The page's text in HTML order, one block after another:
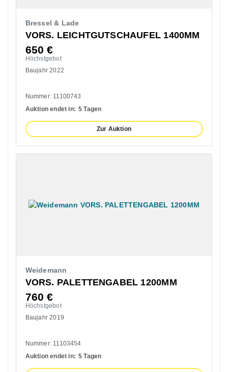
Bressel & Lade
VORS. LEICHTGUTSCHAUFEL 1400MM
650 €
Höchstgebot
Baujahr 2022
Nummer: 11100743
Auktion endet in: 5 Tagen
Zur Auktion
Weidemann
VORS. PALETTENGABEL 1200MM
760 €
Höchstgebot
Baujahr 2019
Nummer: 11103454
Auktion endet in: 5 Tagen